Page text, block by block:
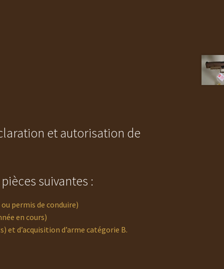
et autorisation de
suivantes :
permis de conduire)
en cours)
et d’acquisition d’arme catégorie B.